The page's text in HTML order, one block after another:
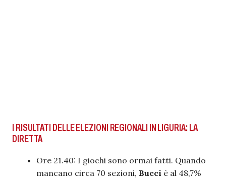
I RISULTATI DELLE ELEZIONI REGIONALI IN LIGURIA: LA
DIRETTA
Ore 21.40: I giochi sono ormai fatti. Quando
mancano circa 70 sezioni, Bucci è al 48,7%